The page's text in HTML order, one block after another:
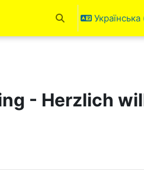
ПереключитиУкраїнська
- Herzlich